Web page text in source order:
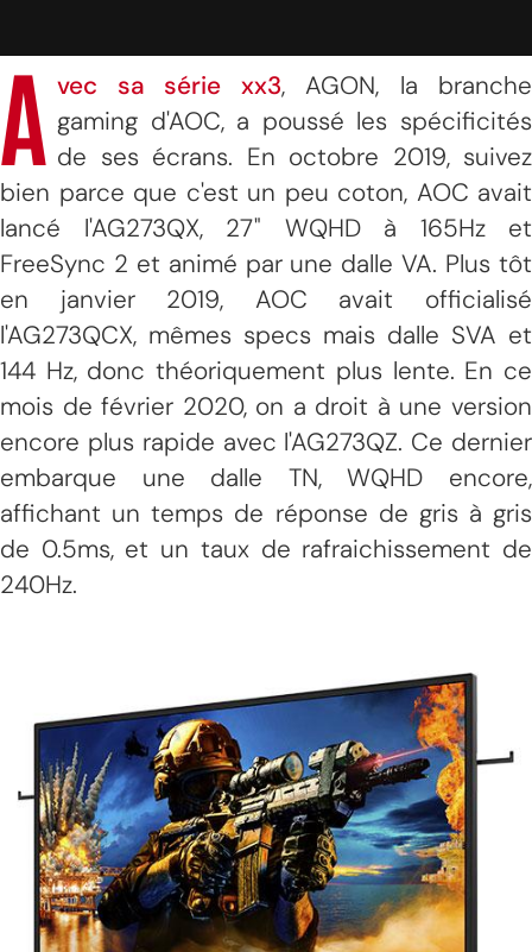
A vec sa série xx3, AGON, la branche
gaming d'AOC, a poussé les spécificités
de ses écrans. En octobre 2019, suivez
bien parce que c'est un peu coton, AOC avait
lancé l'AG273QX, 27" WQHD à 165Hz et
FreeSync 2 et animé par une dalle VA. Plus tôt
en janvier 2019, AOC avait officialisé
l'AG273QCX, mêmes specs mais dalle SVA et
144 Hz, donc théoriquement plus lente. En ce
mois de février 2020, on a droit à une version
encore plus rapide avec l'AG273QZ. Ce dernier
embarque une dalle TN, WQHD encore,
affichant un temps de réponse de gris à gris
de 0.5ms, et un taux de rafraichissement de
240Hz.